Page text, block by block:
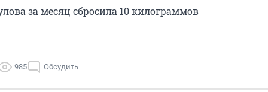
за месяц сбросила 10 килограммов
985 Обсудить